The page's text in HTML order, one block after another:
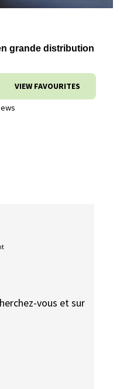
grande distribution
VIEW FAVOURITES
vous et sur